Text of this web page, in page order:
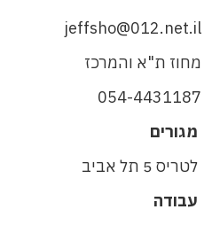
jeffsho@012.net.il
מחוז ת"א והמרכז
054-4431187
מגורים
לטריס 5 תל אביב
עבודה